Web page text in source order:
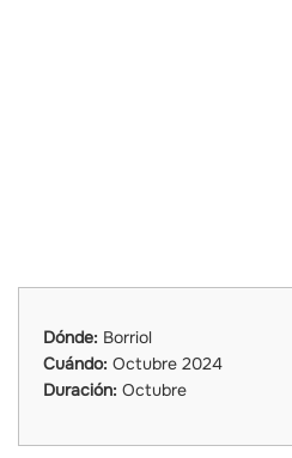
Dónde: Borriol
Cuándo: Octubre 2024
Duración: Octubre